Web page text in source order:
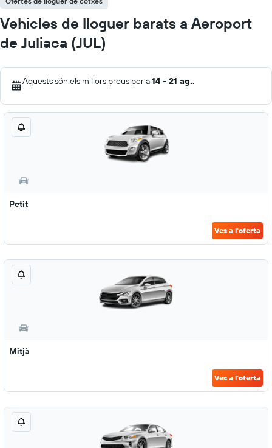
Vehicles de lloguer barats a Aeroport
de Juliaca (JUL)
Aquests són els millors preus per a14 - 21 ag..
Petit
Ves a l'oferta
Mitjà
Ves a l'oferta